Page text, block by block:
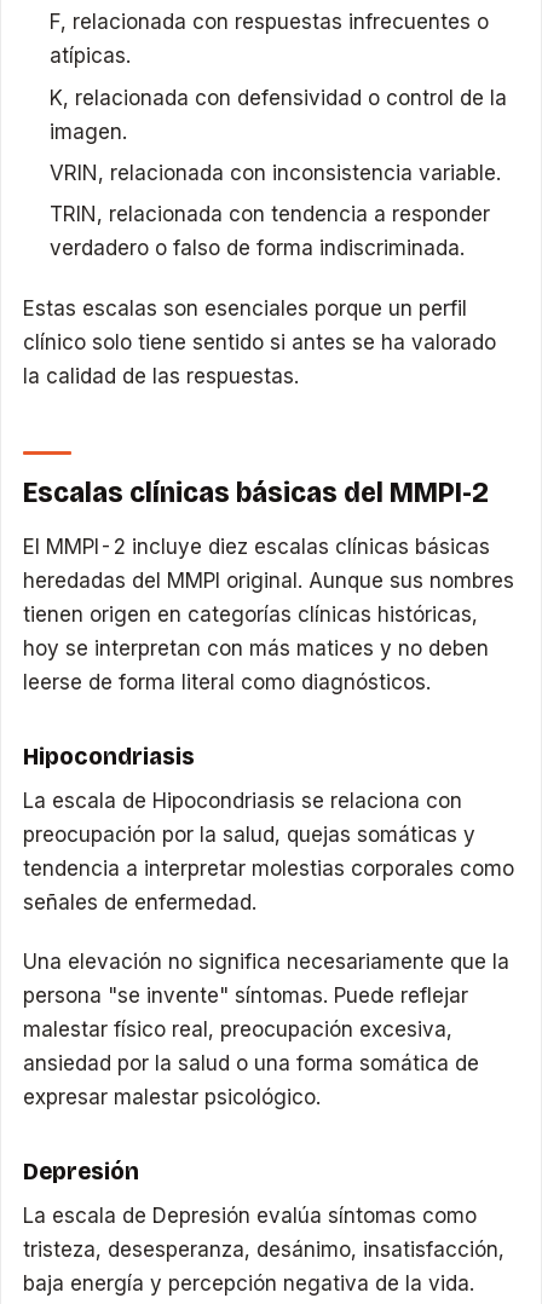
F, relacionada con respuestas infrecuentes o
atípicas.
K, relacionada con defensividad o control de la
imagen.
VRIN, relacionada con inconsistencia variable.
TRIN, relacionada con tendencia a responder
verdadero o falso de forma indiscriminada.
Estas escalas son esenciales porque un perfil
clínico solo tiene sentido si antes se ha valorado
la calidad de las respuestas.
Escalas clínicas básicas del MMPI-2
El MMPI-2 incluye diez escalas clínicas básicas
heredadas del MMPI original. Aunque sus nombres
tienen origen en categorías clínicas históricas,
hoy se interpretan con más matices y no deben
leerse de forma literal como diagnósticos.
Hipocondriasis
La escala de Hipocondriasis se relaciona con
preocupación por la salud, quejas somáticas y
tendencia a interpretar molestias corporales como
señales de enfermedad.
Una elevación no significa necesariamente que la
persona "se invente" síntomas. Puede reflejar
malestar físico real, preocupación excesiva,
ansiedad por la salud o una forma somática de
expresar malestar psicológico.
Depresión
La escala de Depresión evalúa síntomas como
tristeza, desesperanza, desánimo, insatisfacción,
baja energía y percepción negativa de la vida.